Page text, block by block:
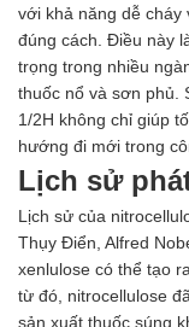
Pha sơn dầu
Pha sơn tĩnh điện
Dung môi khác
HƯƠNG LIỆU TINH DẦU
HÓA CHẤT CÔNG NGHIỆP
Axit
Hóa chất khác
Kiềm
Muối
Kim loại màu
Oxit kim loại
HÓA CHẤT THÍ NGHIỆM
với khả năng dễ
đúng cách. Điều này
trọng trong nhiều
thuốc nổ và sơn phủ.
1/2H không chỉ giúp
hướng đi mới trong
Lịch sử
Lịch sử của
Thụy Điển, Alfred
xenlulose có thể tạo
từ đó, nitrocellulose
sản xuất thuốc súng